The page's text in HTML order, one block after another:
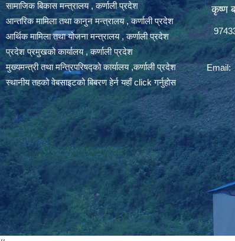
सामाजिक बिकास मन्त्रालय , कर्णाली प्रदेश
आन्तरिक मामिला तथा कानुन मन्त्रालय , कर्णाली प्रदेश
आर्थिक मामिला तथा योजना मन्त्रालय , कर्णाली प्रदेश
प्रदेश प्रमुखको कार्यालय , कर्णाली प्रदेश
मुख्यमन्त्री तथा मन्त्रिपरिषद्को कार्यालय ,कर्णाली प्रदेश
स्थानीय तहको वेबसाइटको बिबरण हेर्न यहाँ click गर्नुहोस
कृष्ण
Email: